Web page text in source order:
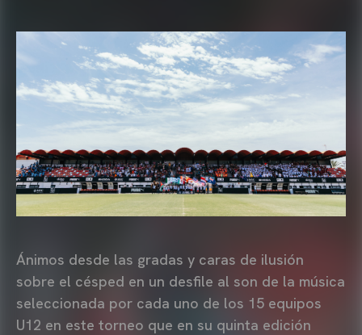
Ánimos desde las gradas y caras de ilusión
sobre el césped en un desfile al son de la música
seleccionada por cada uno de los 15 equipos
U12 en este torneo que en su quinta edición